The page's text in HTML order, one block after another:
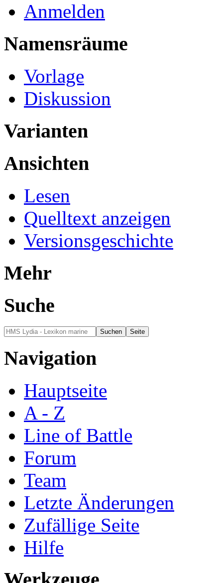
Anmelden
Namensräume
Vorlage
Diskussion
Varianten
Ansichten
Lesen
Quelltext anzeigen
Versionsgeschichte
Mehr
Suche
Navigation
Hauptseite
A - Z
Line of Battle
Forum
Team
Letzte Änderungen
Zufällige Seite
Hilfe